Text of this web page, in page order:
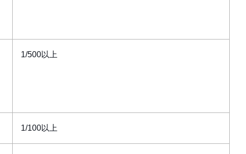
1/500以上
1/100以上